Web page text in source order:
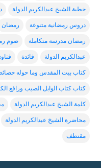
خطبة الشيخ عبدالكريم الدولة
دروس رمضانية متنوعة رمضان
رمضان مدرسة متكاملة صوم
عبدالكريم الدولة فائدة
كتاب بيت المقدس وما حوله
كتاب كتاب الوابل الصيب ورافع
كلمة الشيخ عبدالكريم الدولة
محاضرة الشيخ عبدالكريم الدولة
مقتطف